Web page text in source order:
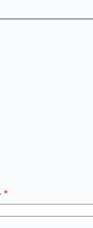
*